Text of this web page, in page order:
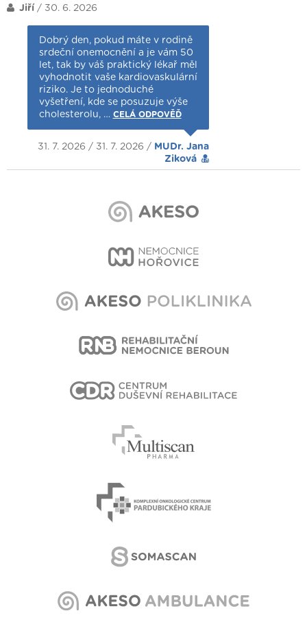
Jiří / 30. 6. 2026
Dobrý den, pokud máte v rodině
srdeční onemocnění a je vám 50
let, tak by váš praktický lékař měl
vyhodnotit vaše kardiovaskulární
riziko. Je to jednoduché
vyšetření, kde se posuzuje výše
cholesterolu, … CELÁ ODPOVĚĎ
31. 7. 2026 / 31. 7. 2026 / MUDr. Jana
Ziková